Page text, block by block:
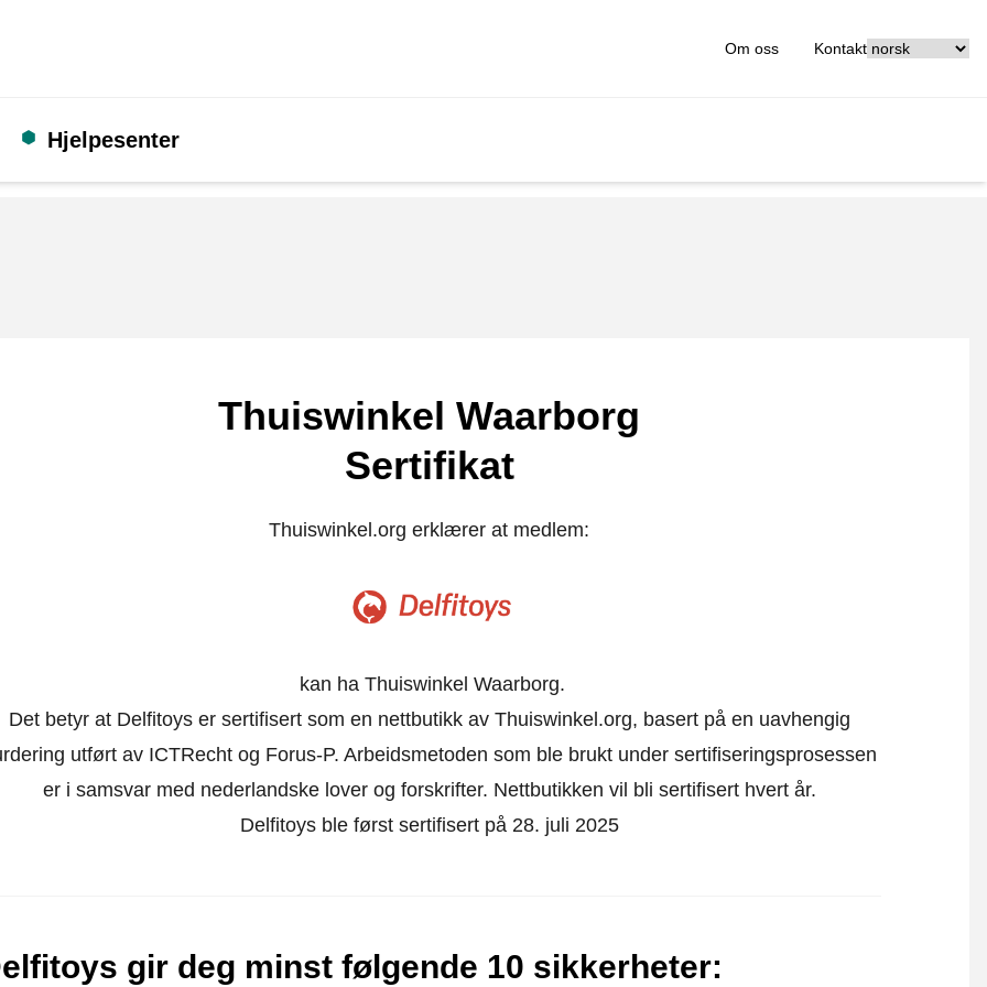
Om oss Kontakt
Hjelpesenter
Thuiswinkel Waarborg
Sertifikat
Thuiswinkel.org erklærer at medlem:
kan ha Thuiswinkel Waarborg.
Det betyr at Delfitoys er sertifisert som en nettbutikk av Thuiswinkel.org, basert på en uavhengig
utført av ICTRecht og Forus-P. Arbeidsmetoden som ble brukt under sertifiseringsprosessen
er i samsvar med nederlandske lover og forskrifter. Nettbutikken vil bli sertifisert hvert år.
Delfitoys ble først sertifisert på 28. juli 2025
gir deg minst følgende 10 sikkerheter: